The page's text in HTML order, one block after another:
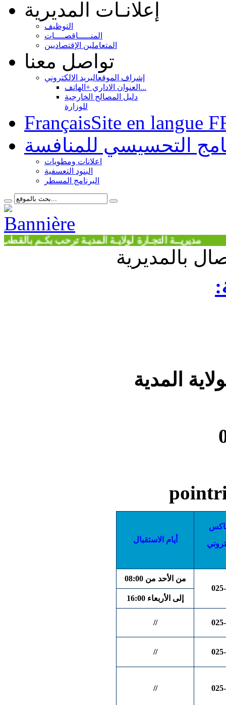
إعلانـات المديرية
التوظيف
المنـــــاقصــــات
المتعاملين الإقتصاديين
تواصل معنا
إشراف الموقعالبريد الالكتروني
العنوان الاداري +الهاتف...
دليل المصالح الخارجية
للوزارة
FrançaisSite en langue
التحسيسي للمنافسة
اعلانات ومطويات
البنود التعسفية
البرنامج المسطر
التجـارة لولايـة المديـة ترحب بكـم بالقطب
بالمديرية
المدية
أيام الاستقبال
من الأحد من 08:00
إلى الأربعاء 16:00
//
//
//